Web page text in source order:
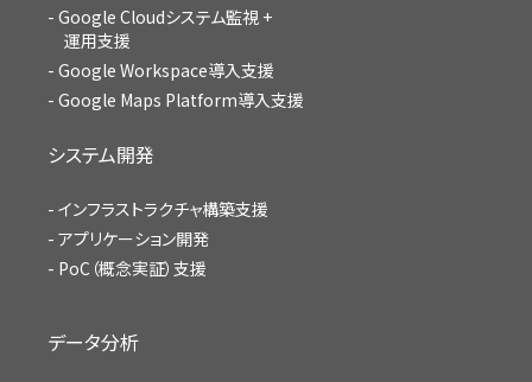
Google Cloudシステム監視 +
運用支援
Google Workspace導入支援
Google Maps Platform導入支援
システム開発
インフラストラクチャ構築支援
アプリケーション開発
PoC（概念実証）支援
データ分析